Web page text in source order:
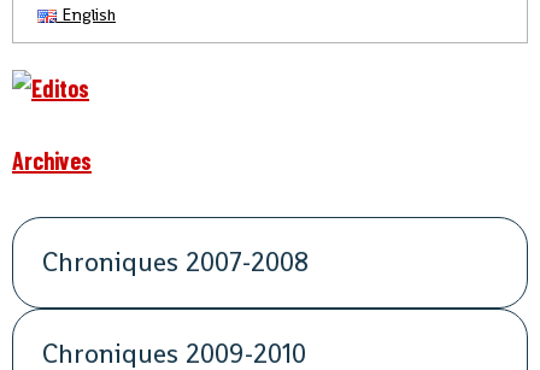
English
Archives
Chroniques 2007-2008
Chroniques 2009-2010